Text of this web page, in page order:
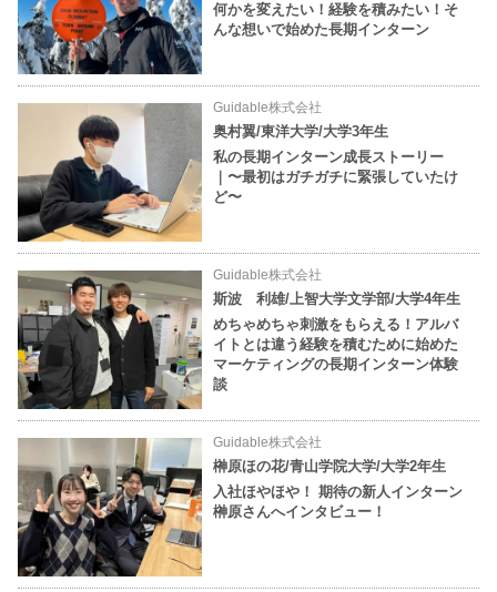
何かを変えたい！経験を積みたい！そ
んな想いで始めた長期インターン
Guidable株式会社
奥村翼/東洋大学/大学3年生
私の長期インターン成長ストーリー
｜〜最初はガチガチに緊張していたけ
ど〜
Guidable株式会社
斯波 利雄/上智大学文学部/大学4年生
めちゃめちゃ刺激をもらえる！アルバ
イトとは違う経験を積むために始めた
マーケティングの長期インターン体験
談
Guidable株式会社
榊原ほの花/青山学院大学/大学2年生
入社ほやほや！ 期待の新人インターン
榊原さんへインタビュー！